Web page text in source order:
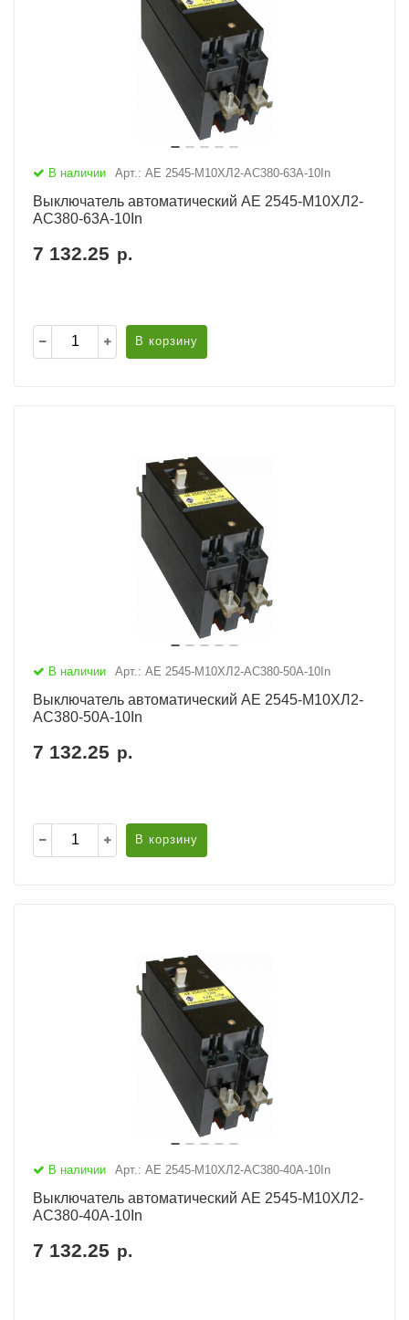
В наличии Арт.: АЕ 2545-М10ХЛ2-AC380-63А-10In
Выключатель автоматический АЕ 2545-М10ХЛ2-
AC380-63А-10In
7 132.25 р.
В корзину
В наличии Арт.: АЕ 2545-М10ХЛ2-AC380-50А-10In
Выключатель автоматический АЕ 2545-М10ХЛ2-
AC380-50А-10In
7 132.25 р.
В корзину
В наличии Арт.: АЕ 2545-М10ХЛ2-AC380-40А-10In
Выключатель автоматический АЕ 2545-М10ХЛ2-
AC380-40А-10In
7 132.25 р.